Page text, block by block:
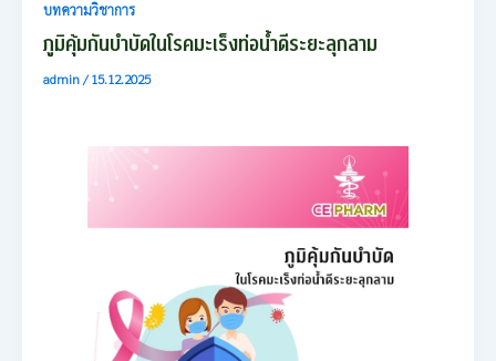
บทความวิชาการ
ภูมิคุ้มกันบำบัดในโรคมะเร็งท่อน้ำดีระยะลุกลาม
admin/15.12.2025